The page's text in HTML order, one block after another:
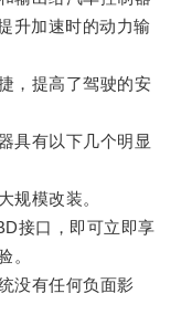
升加速时的动力输
提高了驾驶的安
有以下几个明显
模改装。
接口，即可立即享
。
没有任何负面影